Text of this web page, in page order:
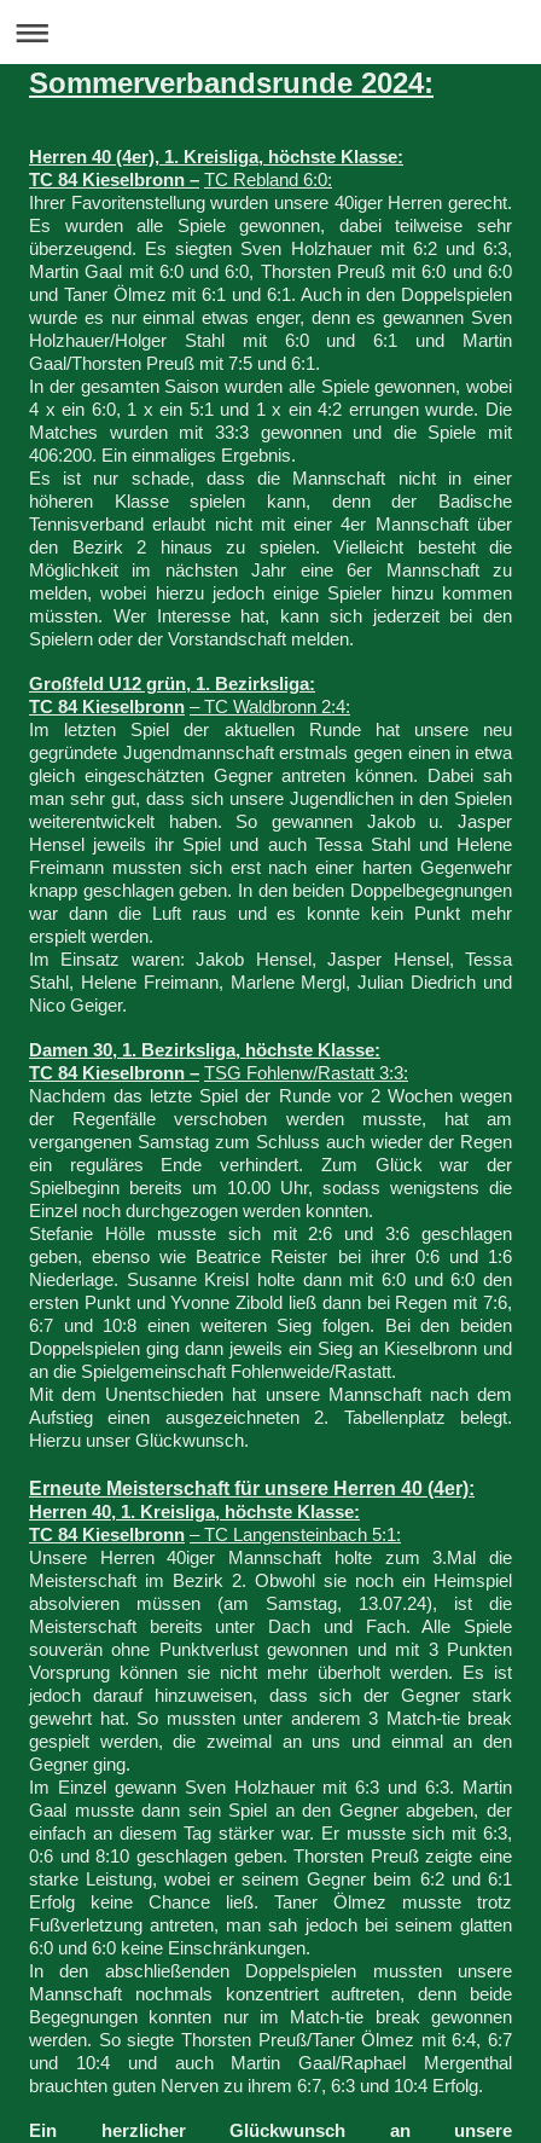
Sommerverbandsrunde 2024:
Herren 40 (4er), 1. Kreisliga, höchste Klasse:
TC 84 Kieselbronn – TC Rebland 6:0:
Ihrer Favoritenstellung wurden unsere 40iger Herren gerecht.
Es wurden alle Spiele gewonnen, dabei teilweise sehr
überzeugend. Es siegten Sven Holzhauer mit 6:2 und 6:3,
Martin Gaal mit 6:0 und 6:0, Thorsten Preuß mit 6:0 und 6:0
und Taner Ölmez mit 6:1 und 6:1. Auch in den Doppelspielen
wurde es nur einmal etwas enger, denn es gewannen Sven
Holzhauer/Holger Stahl mit 6:0 und 6:1 und Martin
Gaal/Thorsten Preuß mit 7:5 und 6:1.
In der gesamten Saison wurden alle Spiele gewonnen, wobei
4 x ein 6:0, 1 x ein 5:1 und 1 x ein 4:2 errungen wurde. Die
Matches wurden mit 33:3 gewonnen und die Spiele mit
406:200. Ein einmaliges Ergebnis.
Es ist nur schade, dass die Mannschaft nicht in einer
höheren Klasse spielen kann, denn der Badische
Tennisverband erlaubt nicht mit einer 4er Mannschaft über
den Bezirk 2 hinaus zu spielen. Vielleicht besteht die
Möglichkeit im nächsten Jahr eine 6er Mannschaft zu
melden, wobei hierzu jedoch einige Spieler hinzu kommen
müssten. Wer Interesse hat, kann sich jederzeit bei den
Spielern oder der Vorstandschaft melden.
Großfeld U12 grün, 1. Bezirksliga:
TC 84 Kieselbronn – TC Waldbronn 2:4:
Im letzten Spiel der aktuellen Runde hat unsere neu
gegründete Jugendmannschaft erstmals gegen einen in etwa
gleich eingeschätzten Gegner antreten können. Dabei sah
man sehr gut, dass sich unsere Jugendlichen in den Spielen
weiterentwickelt haben. So gewannen Jakob u. Jasper
Hensel jeweils ihr Spiel und auch Tessa Stahl und Helene
Freimann mussten sich erst nach einer harten Gegenwehr
knapp geschlagen geben. In den beiden Doppelbegegnungen
war dann die Luft raus und es konnte kein Punkt mehr
erspielt werden.
Im Einsatz waren: Jakob Hensel, Jasper Hensel, Tessa
Stahl, Helene Freimann, Marlene Mergl, Julian Diedrich und
Nico Geiger.
Damen 30, 1. Bezirksliga, höchste Klasse:
TC 84 Kieselbronn – TSG Fohlenw/Rastatt 3:3:
Nachdem das letzte Spiel der Runde vor 2 Wochen wegen
der Regenfälle verschoben werden musste, hat am
vergangenen Samstag zum Schluss auch wieder der Regen
ein reguläres Ende verhindert. Zum Glück war der
Spielbeginn bereits um 10.00 Uhr, sodass wenigstens die
Einzel noch durchgezogen werden konnten.
Stefanie Hölle musste sich mit 2:6 und 3:6 geschlagen
geben, ebenso wie Beatrice Reister bei ihrer 0:6 und 1:6
Niederlage. Susanne Kreisl holte dann mit 6:0 und 6:0 den
ersten Punkt und Yvonne Zibold ließ dann bei Regen mit 7:6,
6:7 und 10:8 einen weiteren Sieg folgen. Bei den beiden
Doppelspielen ging dann jeweils ein Sieg an Kieselbronn und
an die Spielgemeinschaft Fohlenweide/Rastatt.
Mit dem Unentschieden hat unsere Mannschaft nach dem
Aufstieg einen ausgezeichneten 2. Tabellenplatz belegt.
Hierzu unser Glückwunsch.
Erneute Meisterschaft für unsere Herren 40 (4er):
Herren 40, 1. Kreisliga, höchste Klasse:
TC 84 Kieselbronn – TC Langensteinbach 5:1:
Unsere Herren 40iger Mannschaft holte zum 3.Mal die
Meisterschaft im Bezirk 2. Obwohl sie noch ein Heimspiel
absolvieren müssen (am Samstag, 13.07.24), ist die
Meisterschaft bereits unter Dach und Fach. Alle Spiele
souverän ohne Punktverlust gewonnen und mit 3 Punkten
Vorsprung können sie nicht mehr überholt werden. Es ist
jedoch darauf hinzuweisen, dass sich der Gegner stark
gewehrt hat. So mussten unter anderem 3 Match-tie break
gespielt werden, die zweimal an uns und einmal an den
Gegner ging.
Im Einzel gewann Sven Holzhauer mit 6:3 und 6:3. Martin
Gaal musste dann sein Spiel an den Gegner abgeben, der
einfach an diesem Tag stärker war. Er musste sich mit 6:3,
0:6 und 8:10 geschlagen geben. Thorsten Preuß zeigte eine
starke Leistung, wobei er seinem Gegner beim 6:2 und 6:1
Erfolg keine Chance ließ. Taner Ölmez musste trotz
Fußverletzung antreten, man sah jedoch bei seinem glatten
6:0 und 6:0 keine Einschränkungen.
In den abschließenden Doppelspielen mussten unsere
Mannschaft nochmals konzentriert auftreten, denn beide
Begegnungen konnten nur im Match-tie break gewonnen
werden. So siegte Thorsten Preuß/Taner Ölmez mit 6:4, 6:7
und 10:4 und auch Martin Gaal/Raphael Mergenthal
brauchten guten Nerven zu ihrem 6:7, 6:3 und 10:4 Erfolg.
Ein herzlicher Glückwunsch an unsere